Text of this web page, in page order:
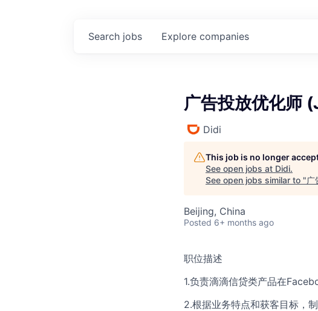
Search jobs Explore companies
广告投放优化师
Didi
This job is no longer
See open jobs at Didi.
See open jobs similar to "
Beijing, China
Posted 6+ months ago
职位描述
1.负责滴滴信贷类产品在
2.根据业务特点和获客目标，